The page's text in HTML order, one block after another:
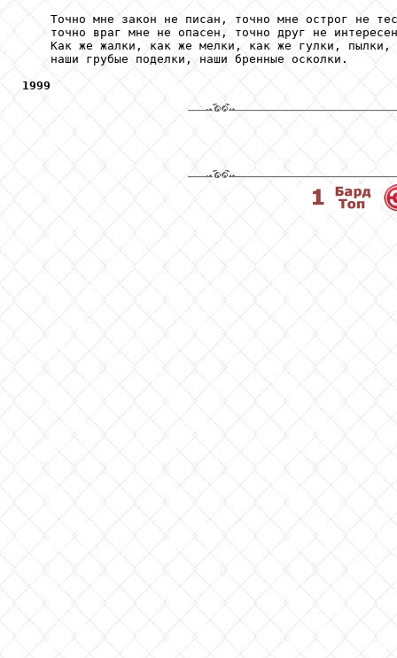
Точно мне закон не писан, точно мне острог не
точно враг мне не опасен, точно друг не
Как же жалки, как же мелки, как же гулки, пылки,
    наши грубые поделки, наши бренные осколки.
1999